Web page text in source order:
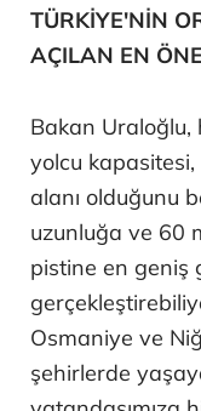
TÜRKİYE'NİN
AÇILAN EN
Bakan Uraloğlu,
yolcu
alanı olduğunu
uzunluğa ve 60
pistine en geniş
Osmaniye ve
şehirlerde